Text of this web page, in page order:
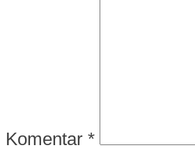
Komentar *